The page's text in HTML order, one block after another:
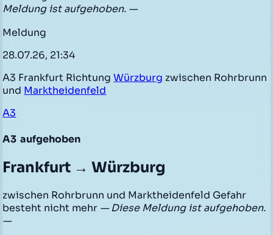
Meldung ist aufgehoben. —
Meldung
28.07.26, 21:34
A3 Frankfurt RichtungWürzburg zwischen Rohrbrunn
und Marktheidenfeld
A3
A3 aufgehoben
Frankfurt → Würzburg
zwischen Rohrbrunn und Marktheidenfeld Gefahr
besteht nicht mehr — Diese Meldung ist aufgehoben.
—